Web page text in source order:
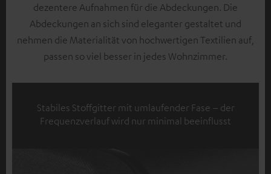
dezentere Aufnahmen für die Abdeckungen. Die
Abdeckungen an sich sind eleganter gestaltet und
nehmen die Materialität von hochwertigen Textilien auf,
passen so viel besser in jedes Wohnzimmer.
Stabiles Stoffgitter mit umlaufender Fase – der
Frequenzverlauf wird nur minimal beeinflusst